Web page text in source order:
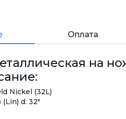
Оплата
на
Nickel (32L)
d: 32"